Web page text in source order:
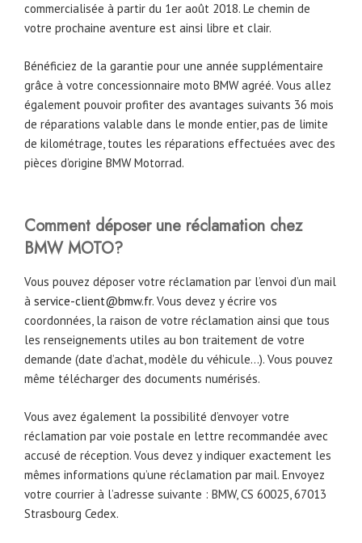
commercialisée à partir du 1er août 2018. Le chemin de
votre prochaine aventure est ainsi libre et clair.
Bénéficiez de la garantie pour une année supplémentaire
grâce à votre concessionnaire moto BMW agréé. Vous allez
également pouvoir profiter des avantages suivants 36 mois
de réparations valable dans le monde entier, pas de limite
de kilométrage, toutes les réparations effectuées avec des
pièces d’origine BMW Motorrad.
Comment déposer une réclamation chez
BMW MOTO?
Vous pouvez déposer votre réclamation par l’envoi d’un mail
à service-client@bmw.fr. Vous devez y écrire vos
coordonnées, la raison de votre réclamation ainsi que tous
les renseignements utiles au bon traitement de votre
demande (date d’achat, modèle du véhicule…). Vous pouvez
même télécharger des documents numérisés.
Vous avez également la possibilité d’envoyer votre
réclamation par voie postale en lettre recommandée avec
accusé de réception. Vous devez y indiquer exactement les
mêmes informations qu’une réclamation par mail. Envoyez
votre courrier à l’adresse suivante : BMW, CS 60025, 67013
Strasbourg Cedex.